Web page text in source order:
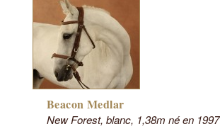
Beacon Medlar
New Forest, blanc, 1,38m né en 1997